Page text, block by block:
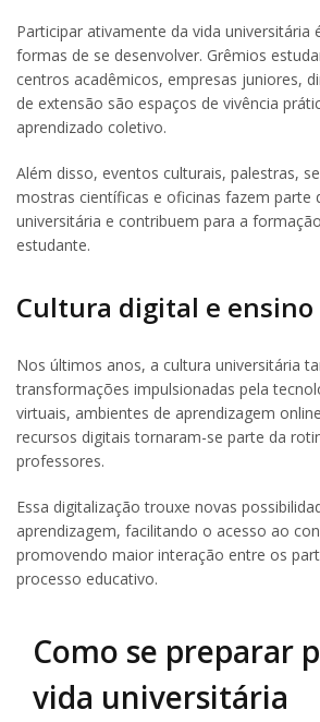
Participar ativamente da vida universitária
formas de se desenvolver. Grêmios
centros acadêmicos, empresas juniores,
de extensão são espaços de vivência
aprendizado coletivo.
Além disso, eventos culturais, palestras,
mostras científicas e oficinas fazem parte
universitária e contribuem para a
estudante.
Cultura digital e
Nos últimos anos, a cultura universitária
transformações impulsionadas pela
virtuais, ambientes de aprendizagem
recursos digitais tornaram-se parte da
professores.
Essa digitalização trouxe novas
aprendizagem, facilitando o acesso ao
promovendo maior interação entre os
processo educativo.
Como se preparar
vida universitária